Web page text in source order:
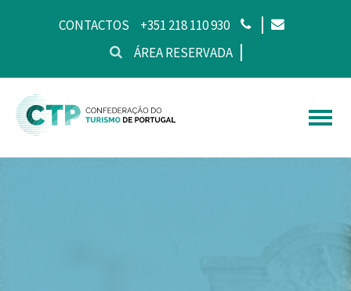
CONTACTOS
+351 218 110 930
ÁREA RESERVADA